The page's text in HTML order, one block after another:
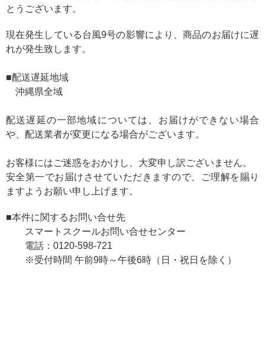
とうございます。
現在発生している台風9号の影響により、商品のお届けに遅
れが発生致します。
■配送遅延地域
沖縄県全域
配送遅延の一部地域については、お届けができない場合
や、配送業者が変更になる場合がございます。
お客様にはご迷惑をおかけし、大変申し訳ございません。
安全第一でお届けさせていただきますので、ご理解を賜り
ますようお願い申し上げます。
■本件に関するお問い合せ先
スマートスクールお問い合せセンター
電話：0120-598-721
※受付時間 午前9時～午後6時（日・祝日を除く）